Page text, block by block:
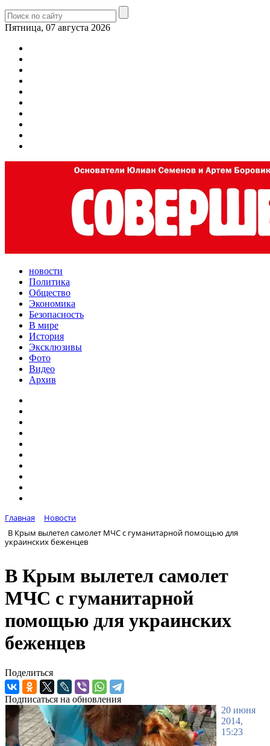
Пятница, 07 августа 2026
новости
Политика
Общество
Экономика
Безопасность
В мире
История
Эксклюзивы
Фото
Видео
Архив
Главная
Новости
В Крым вылетел самолет МЧС с гуманитарной помощью для
украинских беженцев
В Крым вылетел самолет
МЧС с гуманитарной
помощью для украинских
беженцев
Поделиться
Подписаться на обновления
20 июня
2014,
15:23